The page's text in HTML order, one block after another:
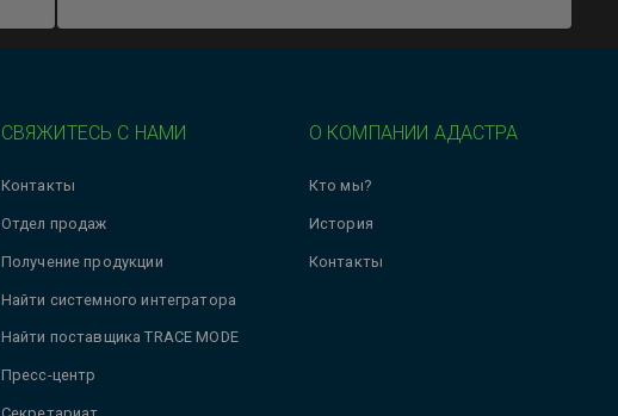
СВЯЖИТЕСЬ С НАМИ
Контакты
Отдел продаж
Получение продукции
Найти системного интегратора
Найти поставщика TRACE MODE
Пресс-центр
О КОМПАНИИ АДАСТРА
Кто мы?
История
Контакты